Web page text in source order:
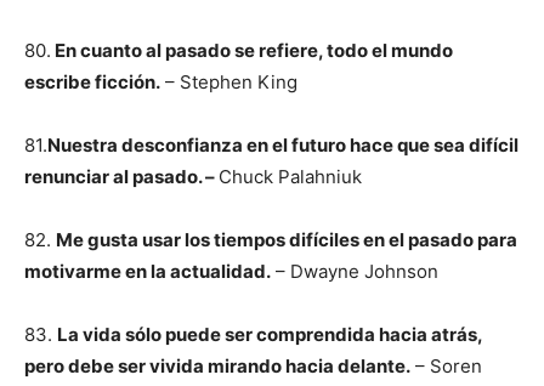
80. En cuanto al pasado se refiere, todo el mundo
escribe ficción. – Stephen King
81.Nuestra desconfianza en el futuro hace que sea difícil
renunciar al pasado. – Chuck Palahniuk
82. Me gusta usar los tiempos difíciles en el pasado para
motivarme en la actualidad. – Dwayne Johnson
83. La vida sólo puede ser comprendida hacia atrás,
pero debe ser vivida mirando hacia delante. – Soren